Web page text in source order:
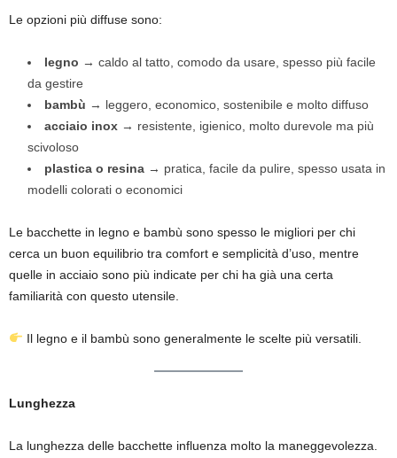
Le opzioni più diffuse sono:
legno → caldo al tatto, comodo da usare, spesso più facile
da gestire
bambù → leggero, economico, sostenibile e molto diffuso
acciaio inox → resistente, igienico, molto durevole ma più
scivoloso
plastica o resina → pratica, facile da pulire, spesso usata in
modelli colorati o economici
Le bacchette in legno e bambù sono spesso le migliori per chi
cerca un buon equilibrio tra comfort e semplicità d’uso, mentre
quelle in acciaio sono più indicate per chi ha già una certa
familiarità con questo utensile.
Il legno e il bambù sono generalmente le scelte più versatili.
Lunghezza
La lunghezza delle bacchette influenza molto la maneggevolezza.